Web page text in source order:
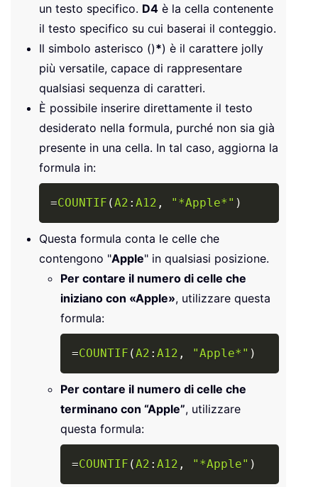
un testo specifico. D4 è la cella contenente
il testo specifico su cui baserai il conteggio.
Il simbolo asterisco ()*) è il carattere jolly
più versatile, capace di rappresentare
qualsiasi sequenza di caratteri.
È possibile inserire direttamente il testo
desiderato nella formula, purché non sia già
presente in una cella. In tal caso, aggiorna la
formula in:
=COUNTIF (A2 : A12 , "*Apple*" )
Copy
Questa formula conta le celle che
contengono "Apple" in qualsiasi posizione.
Per contare il numero di celle che
iniziano con «Apple», utilizzare questa
formula:
=COUNTIF (A2 : A12 , "Apple*" )
Copy
Per contare il numero di celle che
terminano con “Apple”, utilizzare
questa formula:
=COUNTIF (A2 : A12 , "*Apple" )
Copy